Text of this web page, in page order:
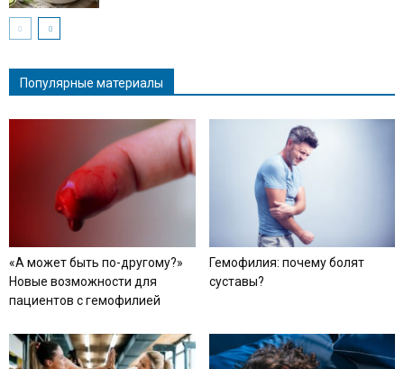
Популярные материалы
«А может быть по-другому?»
Новые возможности для
пациентов с гемофилией
Гемофилия: почему болят
суставы?